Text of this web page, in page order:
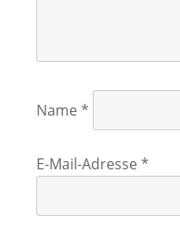
Name *
E-Mail-Adresse *